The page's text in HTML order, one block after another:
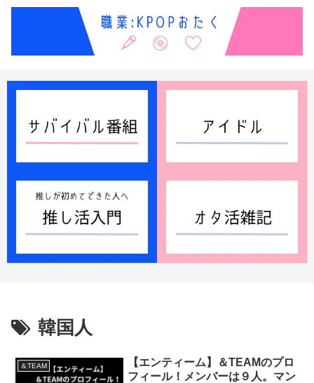
韓国人
＆TEAM
【エンティーム】＆TEAMのプロ
フィール！メンバーは９人。マン